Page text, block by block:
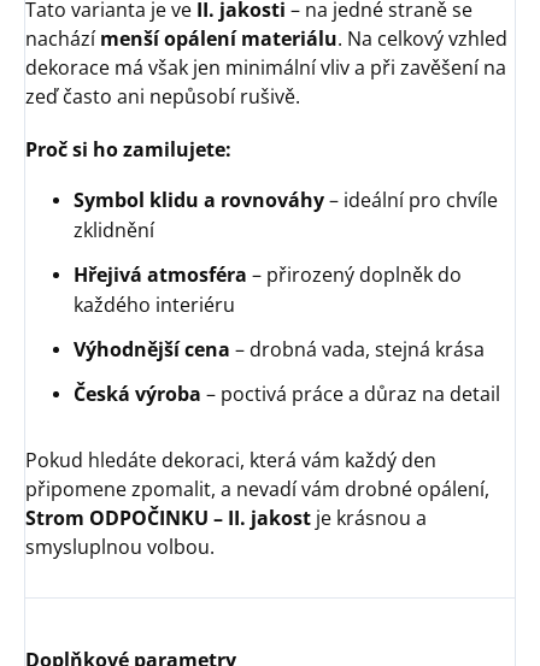
Tato varianta je ve II. jakosti – na jedné straně se
nacházímenší opálení materiálu. Na celkový vzhled
dekorace má však jen minimální vliv a při zavěšení na
zeď často ani nepůsobí rušivě.
Proč si ho zamilujete:
Symbol klidu a rovnováhy– ideální pro chvíle
zklidnění
Hřejivá atmosféra – přirozený doplněk do
každého interiéru
Výhodnější cena – drobná vada, stejná krása
Česká výroba – poctivá práce a důraz na detail
Pokud hledáte dekoraci, která vám každý den
připomene zpomalit, a nevadí vám drobné opálení,
Strom ODPOČINKU – II. jakost je krásnou a
smysluplnou volbou.
Doplňkové parametry